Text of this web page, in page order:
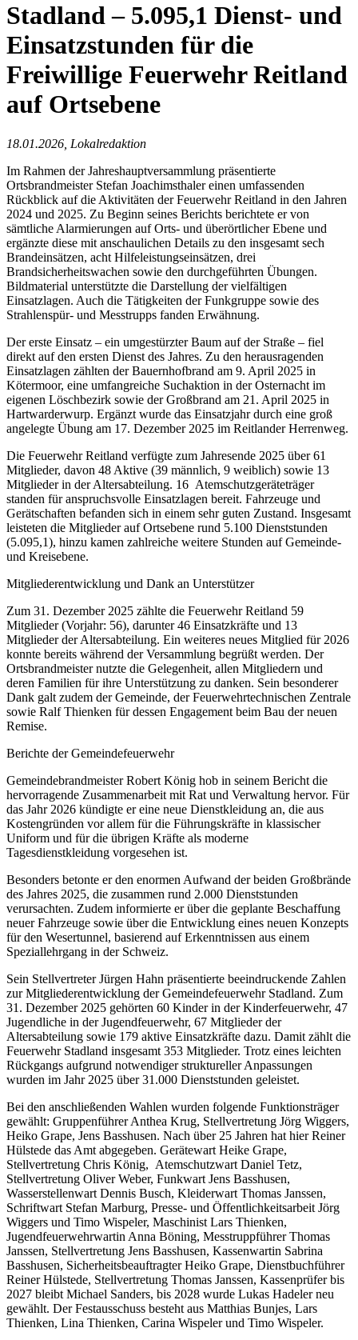
Stadland – 5.095,1 Dienst- und
Einsatzstunden für die
Freiwillige Feuerwehr Reitland
auf Ortsebene
18.01.2026, Lokalredaktion
Im Rahmen der Jahreshauptversammlung präsentierte
Ortsbrandmeister Stefan Joachimsthaler einen umfassenden
Rückblick auf die Aktivitäten der Feuerwehr Reitland in den Jahren
2024 und 2025. Zu Beginn seines Berichts berichtete er von
sämtliche Alarmierungen auf Orts- und überörtlicher Ebene und
ergänzte diese mit anschaulichen Details zu den insgesamt sech
Brandeinsätzen, acht Hilfeleistungseinsätzen, drei
Brandsicherheitswachen sowie den durchgeführten Übungen.
Bildmaterial unterstützte die Darstellung der vielfältigen
Einsatzlagen. Auch die Tätigkeiten der Funkgruppe sowie des
Strahlenspür- und Messtrupps fanden Erwähnung.
Der erste Einsatz – ein umgestürzter Baum auf der Straße – fiel
direkt auf den ersten Dienst des Jahres. Zu den herausragenden
Einsatzlagen zählten der Bauernhofbrand am 9. April 2025 in
Kötermoor, eine umfangreiche Suchaktion in der Osternacht im
eigenen Löschbezirk sowie der Großbrand am 21. April 2025 in
Hartwarderwurp. Ergänzt wurde das Einsatzjahr durch eine groß
angelegte Übung am 17. Dezember 2025 im Reitlander Herrenweg.
Die Feuerwehr Reitland verfügte zum Jahresende 2025 über 61
Mitglieder, davon 48 Aktive (39 männlich, 9 weiblich) sowie 13
Mitglieder in der Altersabteilung. 16 Atemschutzgeräteträger
standen für anspruchsvolle Einsatzlagen bereit. Fahrzeuge und
Gerätschaften befanden sich in einem sehr guten Zustand. Insgesamt
leisteten die Mitglieder auf Ortsebene rund 5.100 Dienststunden
(5.095,1), hinzu kamen zahlreiche weitere Stunden auf Gemeinde-
und Kreisebene.
Mitgliederentwicklung und Dank an Unterstützer
Zum 31. Dezember 2025 zählte die Feuerwehr Reitland 59
Mitglieder (Vorjahr: 56), darunter 46 Einsatzkräfte und 13
Mitglieder der Altersabteilung. Ein weiteres neues Mitglied für 2026
konnte bereits während der Versammlung begrüßt werden. Der
Ortsbrandmeister nutzte die Gelegenheit, allen Mitgliedern und
deren Familien für ihre Unterstützung zu danken. Sein besonderer
Dank galt zudem der Gemeinde, der Feuerwehrtechnischen Zentrale
sowie Ralf Thienken für dessen Engagement beim Bau der neuen
Remise.
Berichte der Gemeindefeuerwehr
Gemeindebrandmeister Robert König hob in seinem Bericht die
hervorragende Zusammenarbeit mit Rat und Verwaltung hervor. Für
das Jahr 2026 kündigte er eine neue Dienstkleidung an, die aus
Kostengründen vor allem für die Führungskräfte in klassischer
Uniform und für die übrigen Kräfte als moderne
Tagesdienstkleidung vorgesehen ist.
Besonders betonte er den enormen Aufwand der beiden Großbrände
des Jahres 2025, die zusammen rund 2.000 Dienststunden
verursachten. Zudem informierte er über die geplante Beschaffung
neuer Fahrzeuge sowie über die Entwicklung eines neuen Konzepts
für den Wesertunnel, basierend auf Erkenntnissen aus einem
Speziallehrgang in der Schweiz.
Sein Stellvertreter Jürgen Hahn präsentierte beeindruckende Zahlen
zur Mitgliederentwicklung der Gemeindefeuerwehr Stadland. Zum
31. Dezember 2025 gehörten 60 Kinder in der Kinderfeuerwehr, 47
Jugendliche in der Jugendfeuerwehr, 67 Mitglieder der
Altersabteilung sowie 179 aktive Einsatzkräfte dazu. Damit zählt die
Feuerwehr Stadland insgesamt 353 Mitglieder. Trotz eines leichten
Rückgangs aufgrund notwendiger struktureller Anpassungen
wurden im Jahr 2025 über 31.000 Dienststunden geleistet.
Bei den anschließenden Wahlen wurden folgende Funktionsträger
gewählt: Gruppenführer Anthea Krug, Stellvertretung Jörg Wiggers,
Heiko Grape, Jens Basshusen. Nach über 25 Jahren hat hier Reiner
Hülstede das Amt abgegeben. Gerätewart Heike Grape,
Stellvertretung Chris König, Atemschutzwart Daniel Tetz,
Stellvertretung Oliver Weber, Funkwart Jens Basshusen,
Wasserstellenwart Dennis Busch, Kleiderwart Thomas Janssen,
Schriftwart Stefan Marburg, Presse- und Öffentlichkeitsarbeit Jörg
Wiggers und Timo Wispeler, Maschinist Lars Thienken,
Jugendfeuerwehrwartin Anna Böning, Messtruppführer Thomas
Janssen, Stellvertretung Jens Basshusen, Kassenwartin Sabrina
Basshusen, Sicherheitsbeauftragter Heiko Grape, Dienstbuchführer
Reiner Hülstede, Stellvertretung Thomas Janssen, Kassenprüfer bis
2027 bleibt Michael Sanders, bis 2028 wurde Lukas Hadeler neu
gewählt. Der Festausschuss besteht aus Matthias Bunjes, Lars
Thienken, Lina Thienken, Carina Wispeler und Timo Wispeler.